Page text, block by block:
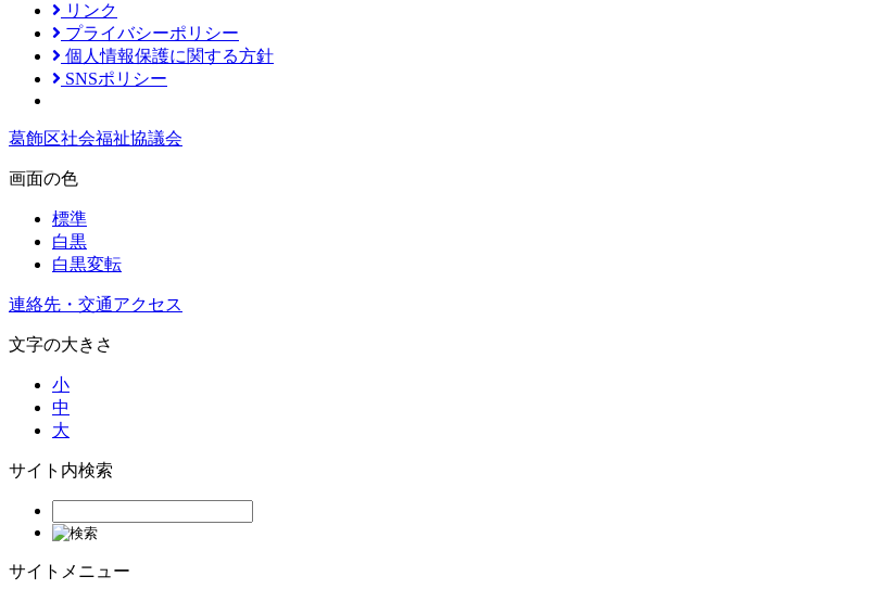
リンク
プライバシーポリシー
個人情報保護に関する方針
SNSポリシー
葛飾区社会福祉協議会
画面の色
標準
白黒
白黒変転
連絡先・交通アクセス
文字の大きさ
小
中
大
サイト内検索
サイトメニュー